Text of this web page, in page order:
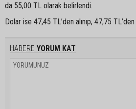
da 55,00 TL olarak belirlendi.
Dolar ise 47,45 TL’den alınıp, 47,75
HABERE YORUM KAT